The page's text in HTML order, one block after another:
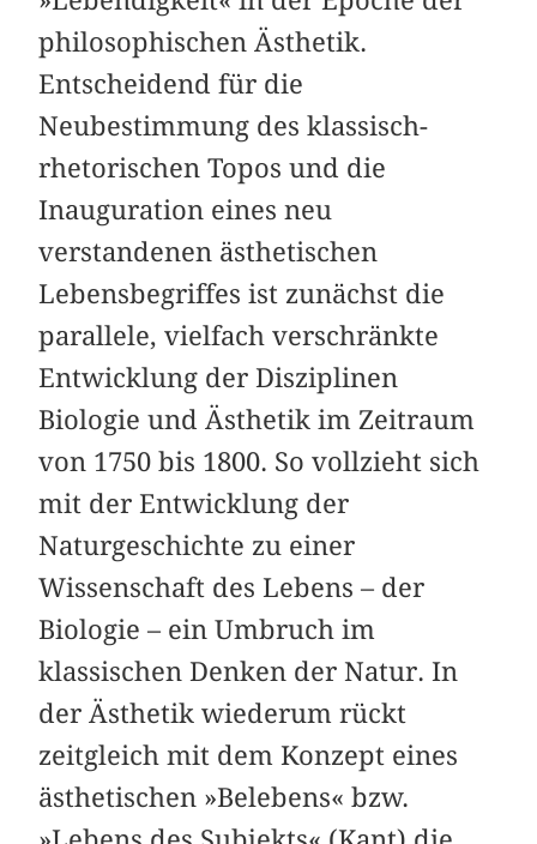
philosophischen Ästhetik.
Entscheidend für die
Neubestimmung des klassisch-
rhetorischen Topos und die
Inauguration eines neu
verstandenen ästhetischen
Lebensbegriffes ist zunächst die
parallele, vielfach verschränkte
Entwicklung der Disziplinen
Biologie und Ästhetik im Zeitraum
von 1750 bis 1800. So vollzieht sich
mit der Entwicklung der
Naturgeschichte zu einer
Wissenschaft des Lebens – der
Biologie – ein Umbruch im
klassischen Denken der Natur. In
der Ästhetik wiederum rückt
zeitgleich mit dem Konzept eines
ästhetischen »Belebens« bzw.